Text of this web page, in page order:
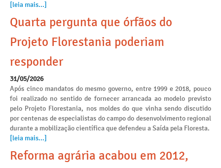
[leia mais...]
Quarta pergunta que órfãos do
Projeto Florestania poderiam
responder
31/05/2026
Após cinco mandatos do mesmo governo, entre 1999 e 2018, pouco
foi realizado no sentido de fornecer arrancada ao modelo previsto
pelo Projeto Florestania, nos moldes do que vinha sendo discutido
por centenas de especialistas do campo do desenvolvimento regional
durante a mobilização científica que defendeu a Saída pela Floresta.
[leia mais...]
Reforma agrária acabou em 2012,